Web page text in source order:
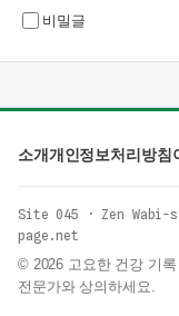
비밀글
소개 개인정보처리방침
Site 045 · Zen
page.net
© 2026 고요한 건강 기
전문가와 상의하세요.